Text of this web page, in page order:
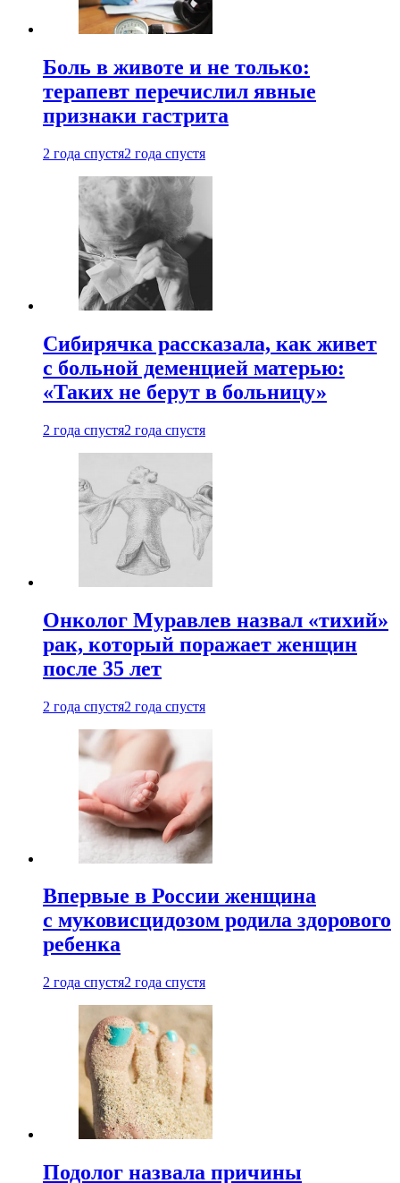
Боль в животе и не только:
терапевт перечислил явные
признаки гастрита
2 года спустя2 года спустя
Сибирячка рассказала, как живет
с больной деменцией матерью:
«Таких не берут в больницу»
2 года спустя2 года спустя
Онколог Муравлев назвал «тихий»
рак, который поражает женщин
после 35 лет
2 года спустя2 года спустя
Впервые в России женщина
с муковисцидозом родила здорового
ребенка
2 года спустя2 года спустя
Подолог назвала причины